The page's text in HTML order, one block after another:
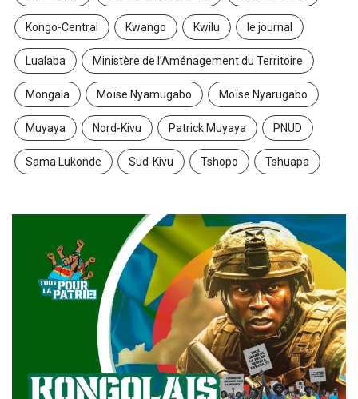
Kongo-Central Kwango Kwilu le journal
Lualaba Ministère de l’Aménagement du Territoire
Mongala Moïse Nyamugabo Moïse Nyarugabo
Muyaya Nord-Kivu Patrick Muyaya PNUD
Sama Lukonde Sud-Kivu Tshopo Tshuapa